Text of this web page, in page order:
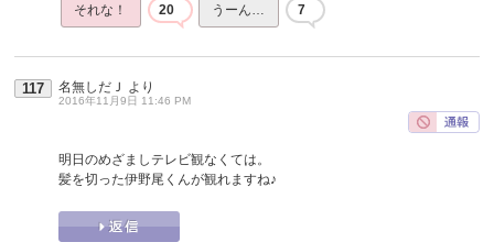
それな！ 20 うーん… 7
117 名無しだＪ より
2016年11月9日 11:46 PM
明日のめざましテレビ観なくては。
髪を切った伊野尾くんが観れますね♪